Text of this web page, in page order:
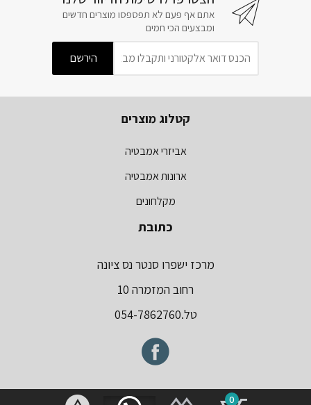
אתם אף פעם לא תפספסו מוצרים חדשים
ומבצעים הכי חמים
קטלוג מוצרים
אביזרי אמבטיה
ארונות אמבטיה
מקלחונים
כתובת
מרכז ישפרו סנטר נס ציונה
רחוב המזמרה 10
טל.054-7862760
0